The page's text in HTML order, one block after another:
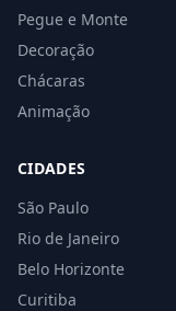
Pegue e Monte
Decoração
Chácaras
Animação
CIDADES
São Paulo
Rio de Janeiro
Belo Horizonte
Curitiba